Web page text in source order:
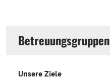
Betreuungsgruppen
Unsere Ziele